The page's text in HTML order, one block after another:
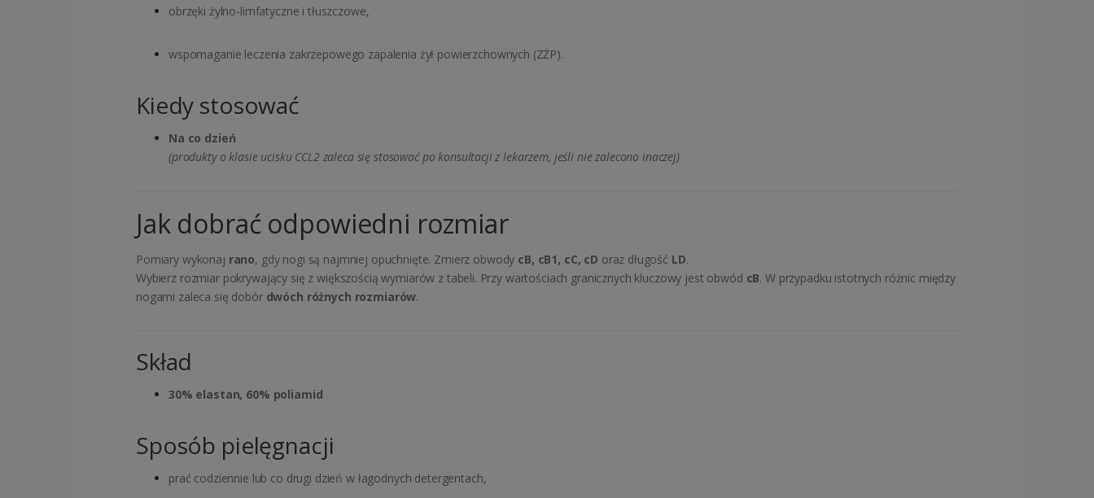
obrzęki żylno-limfatyczne i tłuszczowe,
wspomaganie leczenia zakrzepowego zapalenia żył powierzchownych (ZŻP).
Kiedy stosować
Na co dzień
(produkty o klasie ucisku CCL2 zaleca się stosować po konsultacji z lekarzem, jeśli nie zalecono inaczej)
Jak dobrać odpowiedni rozmiar
Pomiary wykonaj rano, gdy nogi są najmniej opuchnięte. Zmierz obwody cB, cB1, cC, cD oraz długość LD.
Wybierz rozmiar pokrywający się z większością wymiarów z tabeli. Przy wartościach granicznych kluczowy jest obwód cB. W przypadku istotnych różnic między
nogami zaleca się dobór dwóch różnych rozmiarów.
Skład
30% elastan, 60% poliamid
Sposób pielęgnacji
prać codziennie lub co drugi dzień w łagodnych detergentach,